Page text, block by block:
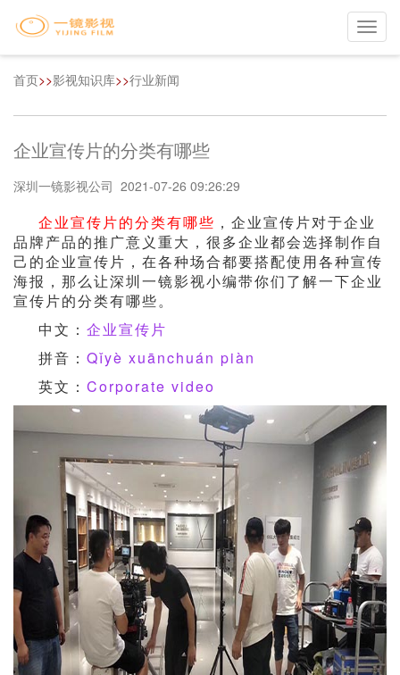
首页>>影视知识库>>行业新闻
企业宣传片的分类有哪些
深圳一镜影视公司 2021-07-26 09:26:29
企业宣传片的分类有哪些 ，企业宣传片对于企业
品牌产品的推广意义重大，很多企业都会选择制作自
己的企业宣传片，在各种场合都要搭配使用各种宣传
海报，那么让深圳一镜影视小编带你们了解一下企业
宣传片的分类有哪些。
中文： 企业宣传片
拼音： Qǐyè xuānchuán piàn
英文： Corporate video